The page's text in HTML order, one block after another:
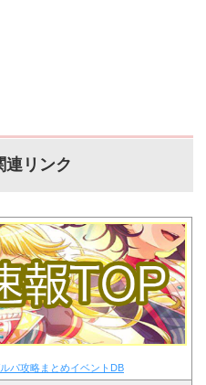
連リンク
パ攻略まとめイベントDB